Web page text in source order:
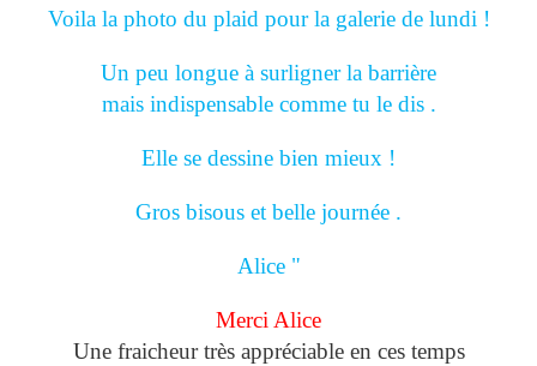
Voila la photo du plaid pour la galerie de lundi !
Un peu longue à surligner la barrière
mais indispensable comme tu le dis .
Elle se dessine bien mieux !
Gros bisous et belle journée .
Alice "
Merci Alice
Une fraicheur très appréciable en ces temps